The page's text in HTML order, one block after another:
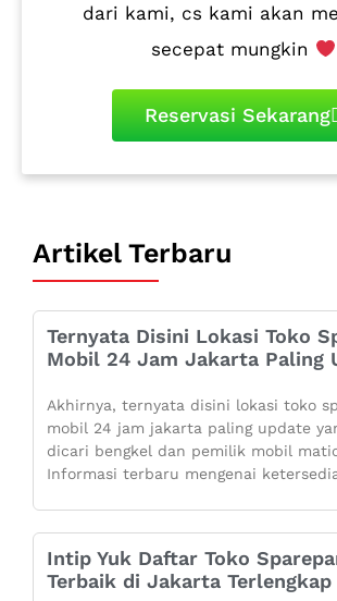
dari kami, cs kami akan
secepat mungkin
Reservasi Sekarang
Artikel Terbaru
Ternyata Disini Lokasi Toko
Mobil 24 Jam Jakarta Paling
Akhirnya, ternyata disini lokasi toko
mobil 24 jam jakarta paling update
dicari bengkel dan pemilik mobil
Informasi terbaru mengenai
Intip Yuk Daftar Toko
Terbaik di Jakarta Terlengkap